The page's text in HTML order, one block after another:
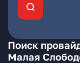
Поиск
Малая